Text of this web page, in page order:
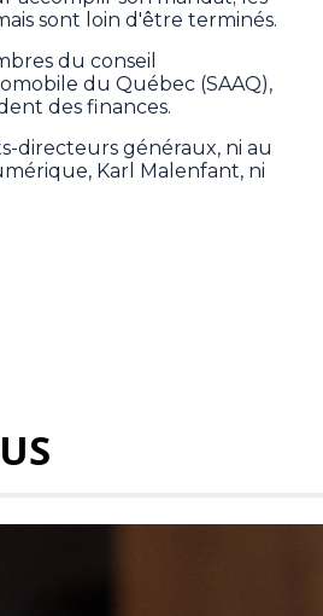
sont loin d'être terminés.
du conseil
du Québec (SAAQ),
des finances.
directeurs généraux, ni au
Karl Malenfant, ni